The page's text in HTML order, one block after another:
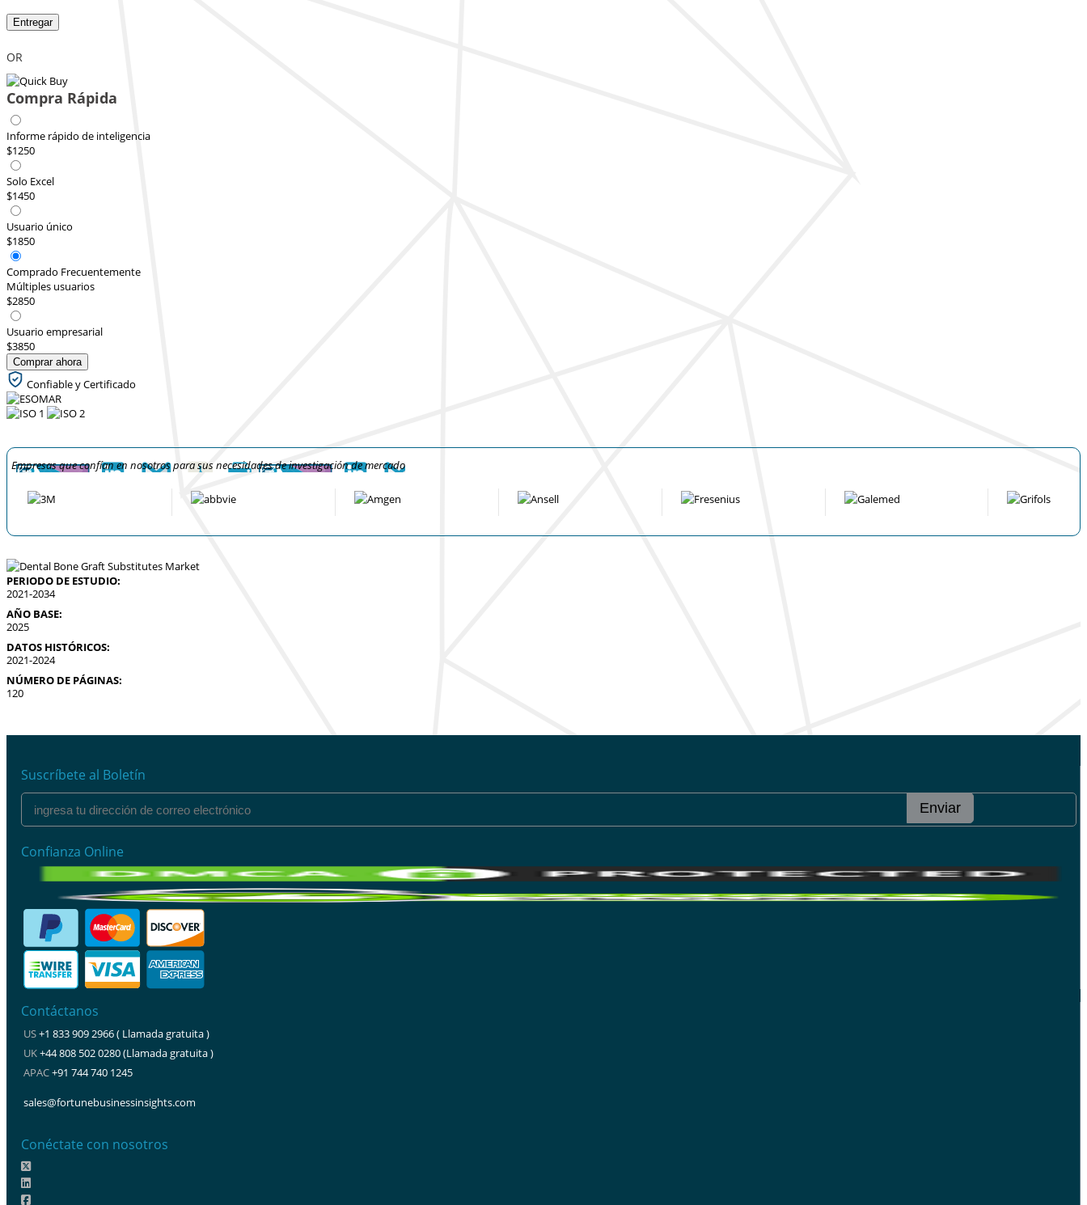
Entregar
OR
Compra Rápida
Informe rápido de inteligencia
$1250
Solo Excel
$1450
Usuario único
$1850
Comprado Frecuentemente
Múltiples usuarios
$2850
Usuario empresarial
$3850
Comprar ahora
Confiable y Certificado
Empresas que confían en nosotros para sus necesidades de investigación de mercado
PERIODO DE ESTUDIO:
2021-2034
AÑO BASE:
2025
DATOS HISTÓRICOS:
2021-2024
NÚMERO DE PÁGINAS:
120
Suscríbete al Boletín
Enviar
Confianza Online
Contáctanos
US+1 833 909 2966 ( Llamada gratuita )
UK+44 808 502 0280 (Llamada gratuita )
APAC+91 744 740 1245
sales@fortunebusinessinsights.com
Conéctate con nosotros